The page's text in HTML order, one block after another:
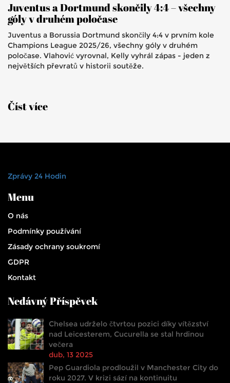
Juventus a Dortmund skončily 4:4 – všechny
góly v druhém poločase
Juventus a Borussia Dortmund skončily 4:4 v prvním kole
Champions League 2025/26, všechny góly v druhém
poločase. Vlahović vyrovnal, Kelly vyhrál zápas - jeden z
největších převratů v historii soutěže.
Číst více
Zprávy 24 Hodin
Menu
O nás
Podmínky používání
Zásady ochrany soukromí
GDPR
Kontakt
Nedávný Příspěvek
Chelsea udrželo čtvrtou pozici díky vítězství
nad Leicesterem, Cucurella se stal hrdinou
večera
dub, 13 2025
Pep Guardiola prodloužil v Manchester City do
roku 2027. V krizi sází na kontinuitu